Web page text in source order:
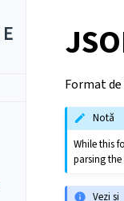
Format
Notă
While this
parsing the
Vezi și